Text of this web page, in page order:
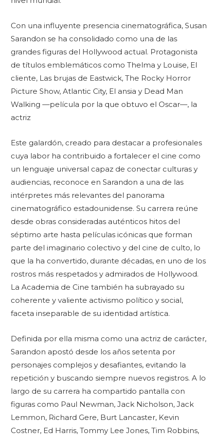
Con una influyente presencia cinematográfica, Susan
Sarandon se ha consolidado como una de las
grandes figuras del Hollywood actual. Protagonista
de títulos emblemáticos como Thelma y Louise, El
cliente, Las brujas de Eastwick, The Rocky Horror
Picture Show, Atlantic City, El ansia y Dead Man
Walking —película por la que obtuvo el Oscar—, la
actriz
Este galardón, creado para destacar a profesionales
cuya labor ha contribuido a fortalecer el cine como
un lenguaje universal capaz de conectar culturas y
audiencias, reconoce en Sarandon a una de las
intérpretes más relevantes del panorama
cinematográfico estadounidense. Su carrera reúne
desde obras consideradas auténticos hitos del
séptimo arte hasta películas icónicas que forman
parte del imaginario colectivo y del cine de culto, lo
que la ha convertido, durante décadas, en uno de los
rostros más respetados y admirados de Hollywood.
La Academia de Cine también ha subrayado su
coherente y valiente activismo político y social,
faceta inseparable de su identidad artística.
Definida por ella misma como una actriz de carácter,
Sarandon apostó desde los años setenta por
personajes complejos y desafiantes, evitando la
repetición y buscando siempre nuevos registros. A lo
largo de su carrera ha compartido pantalla con
figuras como Paul Newman, Jack Nicholson, Jack
Lemmon, Richard Gere, Burt Lancaster, Kevin
Costner, Ed Harris, Tommy Lee Jones, Tim Robbins,